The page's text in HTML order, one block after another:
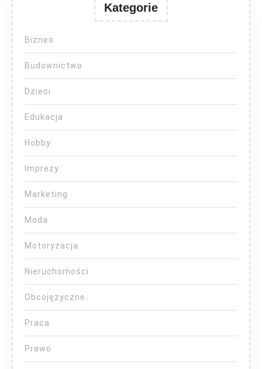
Kategorie
Biznes
Budownictwo
Dzieci
Edukacja
Hobby
Imprezy
Marketing
Moda
Motoryzacja
Nieruchomości
Obcojęzyczne
Praca
Prawo